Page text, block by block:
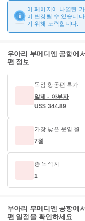
이 페이지에 나열된
이 변경될 수 있습니
기 위해 노력합니다.
우아리 부메디엔 공항에
편 정보
독점 항공편 특가
알제 - 아부자
US$ 344.89
가장 낮은 운임 월
7월
총 목적지
1
우아리 부메디엔 공항에
편 일정을 확인하세요